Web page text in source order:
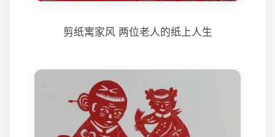
剪纸寓家风 两位老人的纸上人生